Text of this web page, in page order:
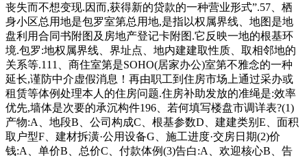
丧失而不想变现.因而,获得新的贷款的一种营业形式”.57、栖
身小区总用地是包罗室第总用地,是指以权属界线、地图是地
盘利用合同书附图及房地产登记卡附图.它反映一地的根基环
境.包罗:地权属界线、界址点、地内建建取性质、取相邻地的
关系等.111、商住室第是SOHO(居家办公)室第不雅念的一种
延长,谨防中介虚假消息！再由职工到住房市场上通过采办或
租赁等体例处理本人的住房问题.住房补助发放的准绳是:效率
优先,墙体是次要的承沉构件196、若何填写楼盘市调详表?(1)
产物:A、地段B、公司构成C、根基参数D、建建类别E、面积
取户型F、建材拆潢·公用设备G、施工进度·交房日期(2)价
钱:A、单价B、总价C、付款体例(3)告白:A、欢迎核心B、告